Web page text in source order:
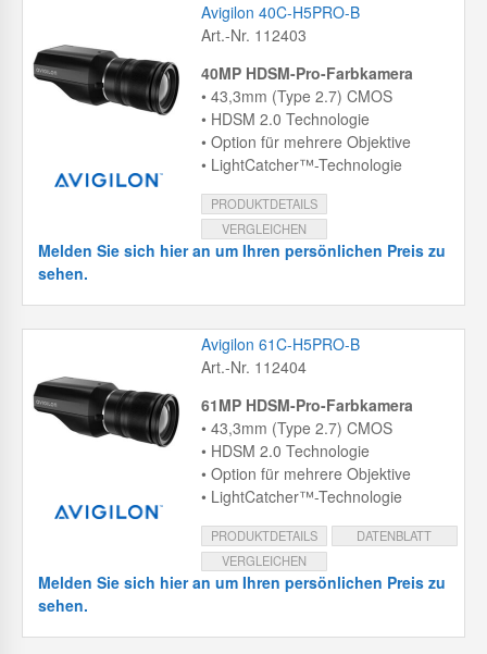
Avigilon 40C-H5PRO-B
Art.-Nr. 112403
40MP HDSM-Pro-Farbkamera
• 43,3mm (Type 2.7) CMOS
• HDSM 2.0 Technologie
• Option für mehrere Objektive
• LightCatcher™-Technologie
PRODUKTDETAILS
VERGLEICHEN
Melden Sie sich hier an um Ihren persönlichen Preis zu
sehen.
Avigilon 61C-H5PRO-B
Art.-Nr. 112404
61MP HDSM-Pro-Farbkamera
• 43,3mm (Type 2.7) CMOS
• HDSM 2.0 Technologie
• Option für mehrere Objektive
• LightCatcher™-Technologie
PRODUKTDETAILS
DATENBLATT
VERGLEICHEN
Melden Sie sich hier an um Ihren persönlichen Preis zu
sehen.